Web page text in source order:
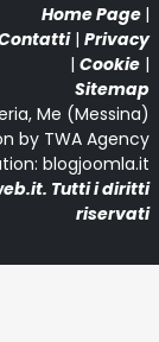
Home Page |
| Privacy
| Cookie |
Sitemap
Me (Messina)
by TWA Agency
blogjoomla.it
Tutti i diritti
riservati